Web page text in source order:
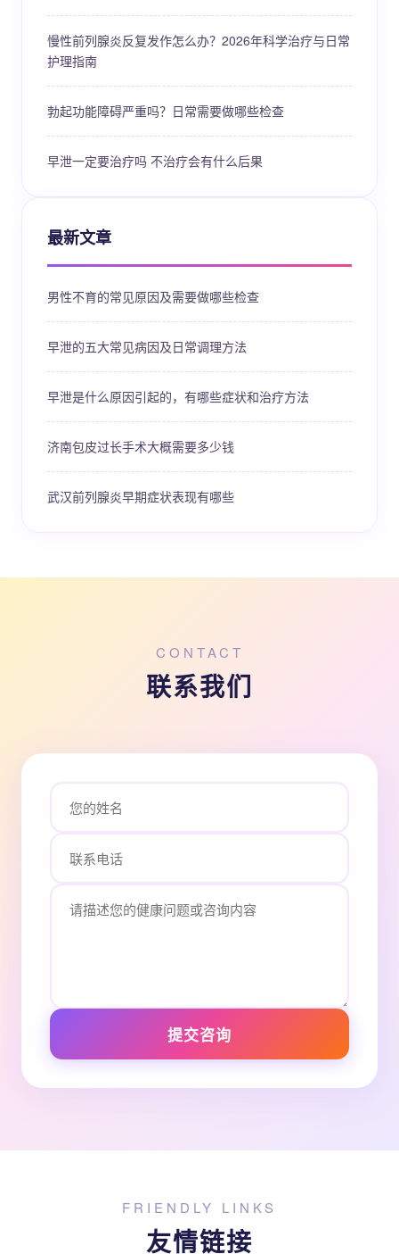
慢性前列腺炎反复发作怎么办？2026年科学治疗与日常
护理指南
勃起功能障碍严重吗？日常需要做哪些检查
早泄一定要治疗吗 不治疗会有什么后果
最新文章
男性不育的常见原因及需要做哪些检查
早泄的五大常见病因及日常调理方法
早泄是什么原因引起的，有哪些症状和治疗方法
济南包皮过长手术大概需要多少钱
武汉前列腺炎早期症状表现有哪些
CONTACT
联系我们
提交咨询
FRIENDLY LINKS
友情链接